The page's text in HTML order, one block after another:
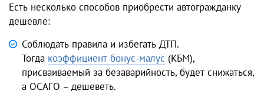
Есть несколько способов приобрести автогражданку
дешевле:
Соблюдать правила и избегать ДТП.
Тогда коэффициент бонус-малус (КБМ),
присваиваемый за безаварийность, будет снижаться,
а ОСАГО – дешеветь.